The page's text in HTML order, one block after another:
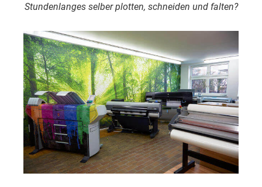
Stundenlanges selber plotten, schneiden und falten?